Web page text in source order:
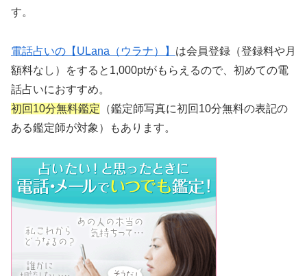
す。
電話占いの【ULana（ウラナ）】 は会員登録（登録料や月
額料なし）をすると1,000ptがもらえるので、初めての電
話占いにおすすめ。
初回10分無料鑑定 （鑑定師写真に初回10分無料の表記の
ある鑑定師が対象）もあります。